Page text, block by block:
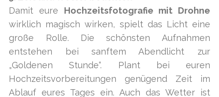
Damit eure Hochzeitsfotografie mit Drohne
wirklich magisch wirken, spielt das Licht eine
große Rolle. Die schönsten Aufnahmen
entstehen bei sanftem Abendlicht zur
„Goldenen Stunde“. Plant bei euren
Hochzeitsvorbereitungen genügend Zeit im
Ablauf eures Tages ein. Auch das Wetter ist